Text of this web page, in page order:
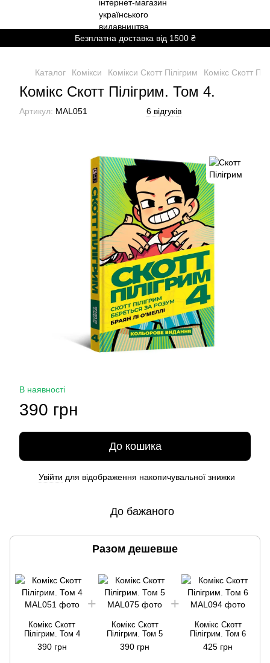
Безплатна доставка від 1500 ₴
Каталог Комікси Комікси Скотт Пілігрим Комікс Скотт
Комікс Скотт Пілігрим. Том 4.
Артикул: MAL051 6 відгуків
В наявності
390 грн
До кошика
Увійти для відображення накопичувальної знижки
До бажаного
Разом дешевше
Комікс Скотт
Пілігрим. Том 4
390 грн
Комікс Скотт
Пілігрим. Том 5
390 грн
Комікс Скотт
Пілігрим. Том 6
425 грн